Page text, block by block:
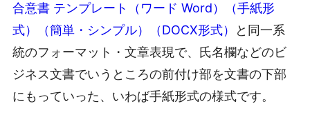
合意書 テンプレート（ワード Word）（手紙形
式）（簡単・シンプル）（DOCX形式）
と同一系
統のフォーマット・文章表現で、氏名欄などのビ
ジネス文書でいうところの前付け部を文書の下部
にもっていった、いわば手紙形式の様式です。